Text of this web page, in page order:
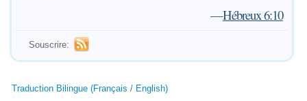
—Hébreux 6:10
Souscrire:
Traduction Bilingue (Français / English)